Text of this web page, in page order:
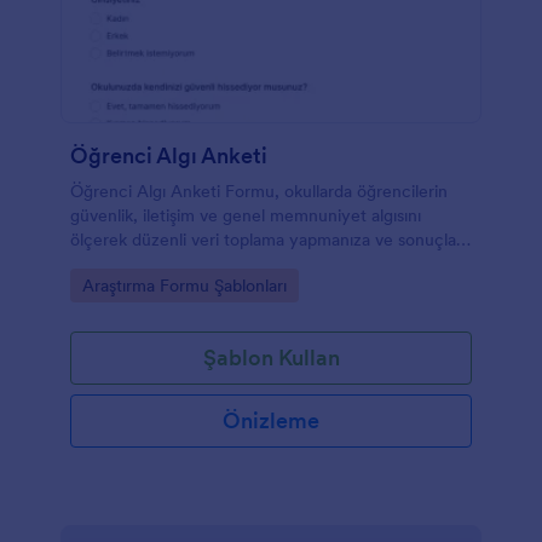
Öğrenci Algı Anketi
Öğrenci Algı Anketi Formu, okullarda öğrencilerin
güvenlik, iletişim ve genel memnuniyet algısını
ölçerek düzenli veri toplama yapmanıza ve sonuçları
Go to Category:
Araştırma Formu Şablonları
Şablon Kullan
Önizleme